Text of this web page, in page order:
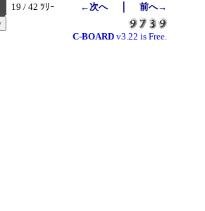
19 / 42 ﾂﾘｰ ←次へ｜ 前へ→
C-BOARD v3.22 is Free.